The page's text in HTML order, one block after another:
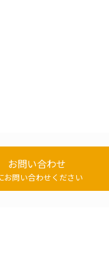
お問い合わせ
お問い合わせください